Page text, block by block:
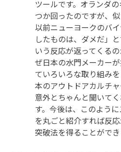
ツールです。オランダ
つか回ったのですが、
以前ニューヨークのバ
したものは、ダメだ」
いう反応が返ってくる
ぜ日本の水門メーカー
ていろいろな取り組み
本のアウトドアカルチ
意外とちゃんと聞いて
す。今後は、このよう
を丸ごと紹介すれば反
突破法を得ることができ